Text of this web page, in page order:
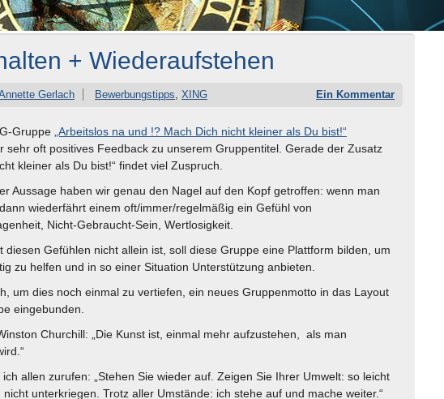
+ Wiederaufstehen
Gerlach Bewerbungstipps, XING Ein Kommentar
Gruppe „Arbeitslos na und !? Mach Dich nicht kleiner als Du bist!“
sehr oft positives Feedback zu unserem Gruppentitel. Gerade der Zusatz
kleiner als Du bist!“ findet viel Zuspruch.
Aussage haben wir genau den Nagel auf den Kopf getroffen: wenn man
wiederfährt einem oft/immer/regelmäßig ein Gefühl von
Nicht-Gebraucht-Sein, Wertlosigkeit.
diesen Gefühlen nicht allein ist, soll diese Gruppe eine Plattform bilden, um
zu helfen und in so einer Situation Unterstützung anbieten.
um dies noch einmal zu vertiefen, ein neues Gruppenmotto in das Layout
eingebunden.
Churchill: „Die Kunst ist, einmal mehr aufzustehen, als man
allen zurufen: „Stehen Sie wieder auf. Zeigen Sie Ihrer Umwelt: so leicht
nicht unterkriegen. Trotz aller Umstände: ich stehe auf und mache weiter.“